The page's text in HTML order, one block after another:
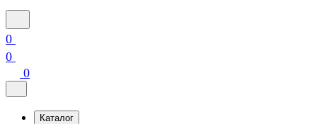
0
0
0
Каталог